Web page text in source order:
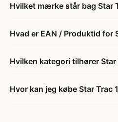
Hvilket mærke står bag Star
Hvad er EAN / Produktid for
Hvilken kategori tilhører
Hvor kan jeg købe Star Trac